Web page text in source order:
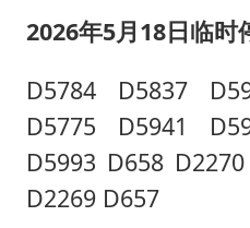
2026年5月18日临时
D5784 D5837
D5775 D5941
D5993 D658
D2269 D657